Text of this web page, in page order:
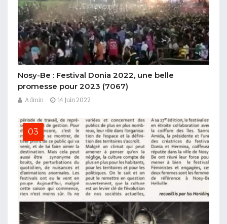
Nosy-Be : Festival Donia 2022, une belle
promesse pour 2023 (7067)
Admin 14 Juin 2022